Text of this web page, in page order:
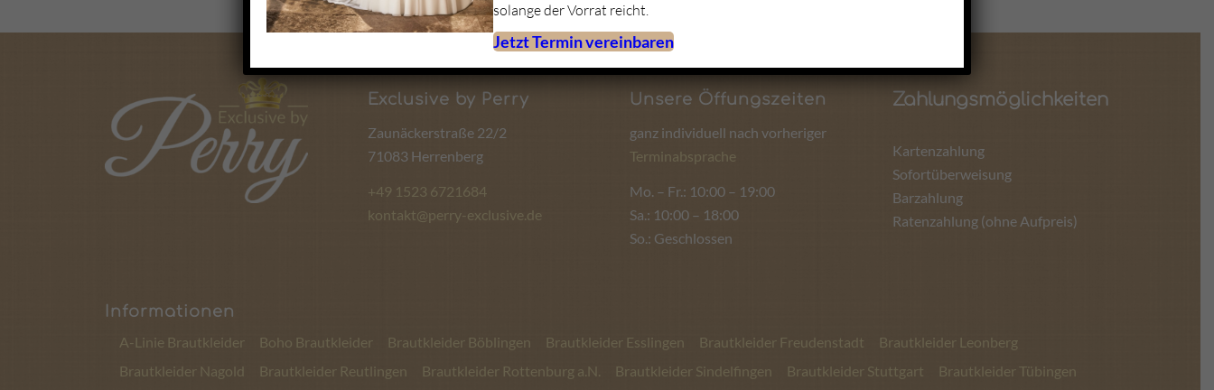
Exclusive by Perry
Zaunäckerstraße 22/2
71083 Herrenberg
+49 1523 6721684
kontakt@perry-exclusive.de
Unsere Öffungszeiten
ganz individuell nach vorheriger
Terminabsprache
Mo. – Fr.: 10:00 – 19:00
Sa.: 10:00 – 18:00
So.: Geschlossen
Zahlungsmöglichkeiten
Kartenzahlung
Sofortüberweisung
Barzahlung
Ratenzahlung (ohne Aufpreis)
Informationen
A-Linie Brautkleider Boho Brautkleider Brautkleider Böblingen Brautkleider Esslingen Brautkleider Freudenstadt
Brautkleider Leonberg
Brautkleider Nagold
Brautkleider Reutlingen Brautkleider Rottenburg a.N. Brautkleider Sindelfingen Brautkleider Stuttgart Brautkleider Tübingen
solange der Vorrat reicht.
Jetzt Termin vereinbaren